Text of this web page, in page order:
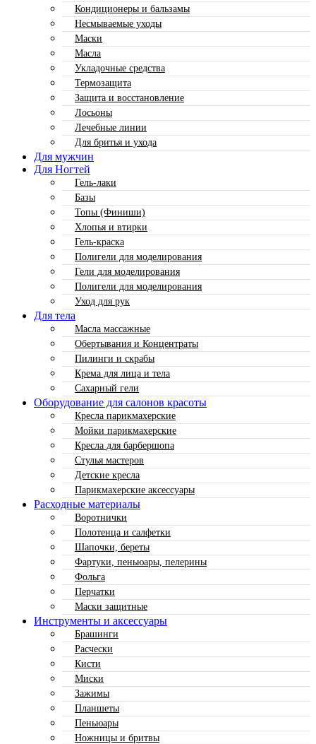
Кондиционеры и бальзамы
Несмываемые уходы
Маски
Масла
Укладочные средства
Термозащита
Защита и восстановление
Лосьоны
Лечебные линии
Для бритья и ухода
Для мужчин
Для Ногтей
Гель-лаки
Базы
Топы (Финиши)
Хлопья и втирки
Гель-краска
Полигели для моделирования
Гели для моделирования
Полигели для моделирования
Уход для рук
Для тела
Масла массажные
Обертывания и Концентраты
Пилинги и скрабы
Крема для лица и тела
Сахарный гели
Оборудование для салонов красоты
Кресла парикмахерские
Мойки парикмахерские
Кресла для барбершопа
Стулья мастеров
Детские кресла
Парикмахерские аксессуары
Расходные материалы
Воротнички
Полотенца и салфетки
Шапочки, береты
Фартуки, пеньюары, пелерины
Фольга
Перчатки
Маски защитные
Инструменты и аксессуары
Брашинги
Расчески
Кисти
Миски
Зажимы
Планшеты
Пеньюары
Ножницы и бритвы